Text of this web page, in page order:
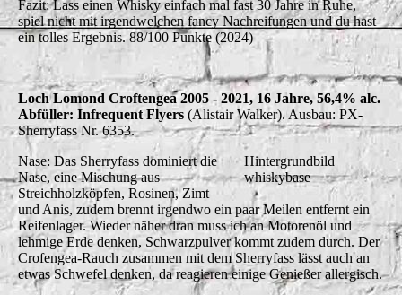
Fazit: Lass einen Whisky einfach mal fast 30 Jahre in Ruhe,
spiel nicht mit irgendwelchen fancy Nachreifungen und du hast
ein tolles Ergebnis. 88/100 Punkte (2024)
Loch Lomond Croftengea 2005 - 2021, 16 Jahre, 56,4% alc.
Abfüller: Infrequent Flyers (Alistair Walker). Ausbau: PX-
Sherryfass Nr. 6353.
Hintergrundbild
whiskybase
Nase: Das Sherryfass dominiert die
Nase, eine Mischung aus
Streichholzköpfen, Rosinen, Zimt
und Anis, zudem brennt irgendwo ein paar Meilen entfernt ein
Reifenlager. Wieder näher dran muss ich an Motorenöl und
lehmige Erde denken, Schwarzpulver kommt zudem durch. Der
Crofengea-Rauch zusammen mit dem Sherryfass lässt auch an
etwas Schwefel denken, da reagieren einige Genießer allergisch.